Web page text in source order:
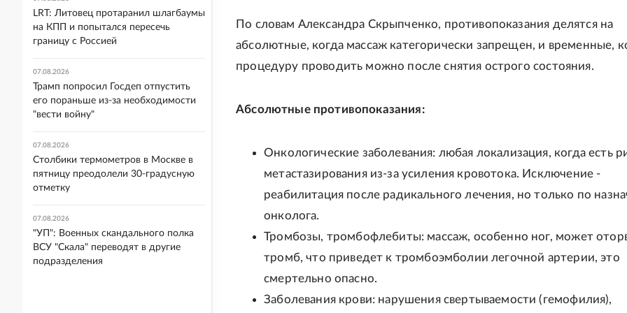
По словам Александра Скрыпченко, противопоказания делятся на
абсолютные, когда массаж категорически запрещен, и временные,
процедуру проводить можно после снятия острого состояния.
Абсолютные противопоказания:
Онкологические заболевания: любая локализация, когда есть
метастазирования из-за усиления кровотока. Исключение -
реабилитация после радикального лечения, но только по
онколога.
Тромбозы, тромбофлебиты: массаж, особенно ног, может
тромб, что приведет к тромбоэмболии легочной артерии, это
смертельно опасно.
Заболевания крови: нарушения свертываемости (гемофилия),
LRT: Литовец протаранил шлагбаумы
на КПП и попытался пересечь
границу с Россией
07.08.2026
Трамп попросил Госдеп отпустить
его пораньше из-за необходимости
"вести войну"
07.08.2026
Столбики термометров в Москве в
пятницу преодолели 30-градусную
отметку
07.08.2026
"УП": Военных скандального полка
ВСУ "Скала" переводят в другие
подразделения